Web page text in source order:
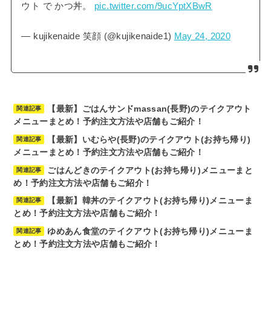
ウト で かつ丼。 pic.twitter.com/9ucYptXBwR
— kujikenaide 笑顔 (@kujikenaide1) May 24, 2020
関連記事
【最新】ごはんサンドmassan(長野)のテイクアウト
メニューまとめ！予約注文方法や店舗もご紹介！
関連記事
【最新】いむらや(長野)のテイクアウト(お持ち帰り)
メニューまとめ！予約注文方法や店舗もご紹介！
関連記事
ごはんどきのテイクアウト(お持ち帰り)メニューまと
め！予約注文方法や店舗もご紹介！
関連記事
【最新】韓丼のテイクアウト(お持ち帰り)メニューま
とめ！予約注文方法や店舗もご紹介！
関連記事
ゆめあん食堂のテイクアウト(お持ち帰り)メニューま
とめ！予約注文方法や店舗もご紹介！